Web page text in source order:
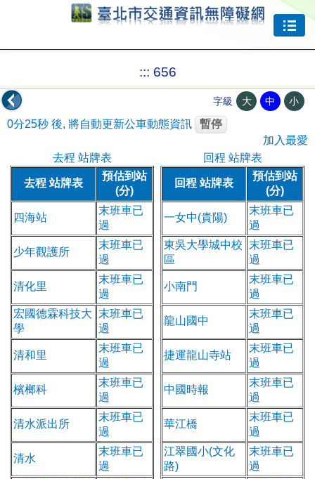
::: 656
字級 大 中 小
0分25秒 後, 將自動更新公車動態資訊
暫停
加入最愛
去程 站牌表
去程 站牌表
預估到站
(分)
四海站
末班車已
過
少年觀護所
末班車已
過
清化里
末班車已
過
宏國德霖科技大
學
末班車已
過
清和里
末班車已
過
檳榔科
末班車已
過
清水派出所
末班車已
過
清水
末班車已
過
回程 站牌表
回程 站牌表
預估到站
(分)
一女中(貴陽)
末班車已
過
東吳大學城中校
區
末班車已
過
小南門
末班車已
過
龍山國中
末班車已
過
捷運龍山寺站
末班車已
過
中國時報
末班車已
過
華江橋
末班車已
過
江翠國小(文化
路)
末班車已
過